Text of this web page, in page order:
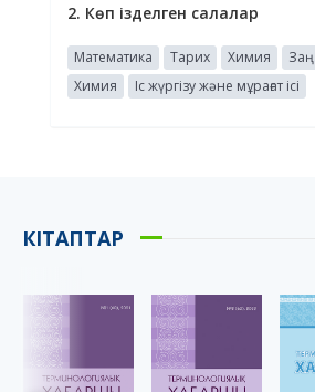
2. Көп ізделген салалар
Математика Тарих Химия Заң
Химия
Іс жүргізу және мұрағат ісі
КІТАПТАР